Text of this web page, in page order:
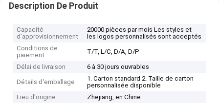
Description De Produit
Capacité
d'approvisionnement
20000 pièces par mois Les styles et
les logos personnalisés sont acceptés
Conditions de
paiement
T/T, L/C, D/A, D/P
Délai de livraison 6 à 30 jours ouvrables
Détails d'emballage
1. Carton standard 2. Taille de carton
personnalisée disponible
Lieu d'origine
Zhejiang, en Chine